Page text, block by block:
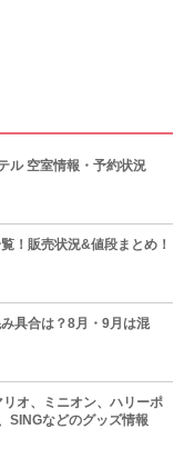
ル 空室情報・予約状況
！販売状況&値段まとめ！
具合は？8月・9月は混
オ、ミニオン、ハリーポ
SINGなどのグッズ情報